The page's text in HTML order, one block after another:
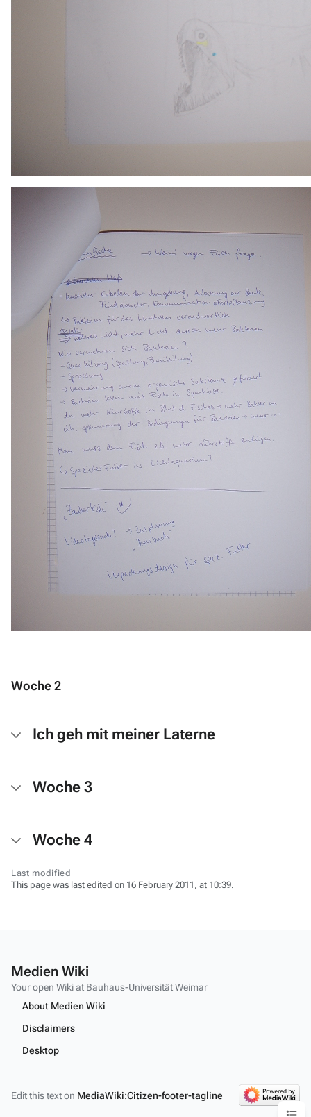
Woche 2
Ich geh mit meiner Laterne
Woche 3
Woche 4
Last modified
This page was last edited on 16 February 2011, at 10:39.
Medien Wiki
Your open Wiki at Bauhaus-Universität Weimar
About Medien Wiki
Disclaimers
Desktop
Edit this text on MediaWiki:Citizen-footer-tagline